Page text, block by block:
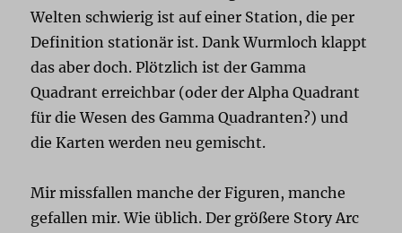
Welten schwierig ist auf einer Station, die per
Definition stationär ist. Dank Wurmloch klappt
das aber doch. Plötzlich ist der Gamma
Quadrant erreichbar (oder der Alpha Quadrant
für die Wesen des Gamma Quadranten?) und
die Karten werden neu gemischt.
Mir missfallen manche der Figuren, manche
gefallen mir. Wie üblich. Der größere Story Arc